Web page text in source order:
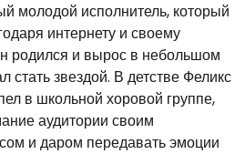
молодой исполнитель, который
интернету и своему
родился и вырос в небольшом
стать звездой. В детстве Феликс
в школьной хоровой группе,
аудитории своим
и даром передавать эмоции